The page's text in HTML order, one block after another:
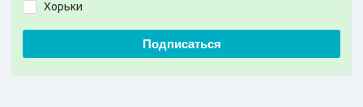
Хорьки
Подписаться